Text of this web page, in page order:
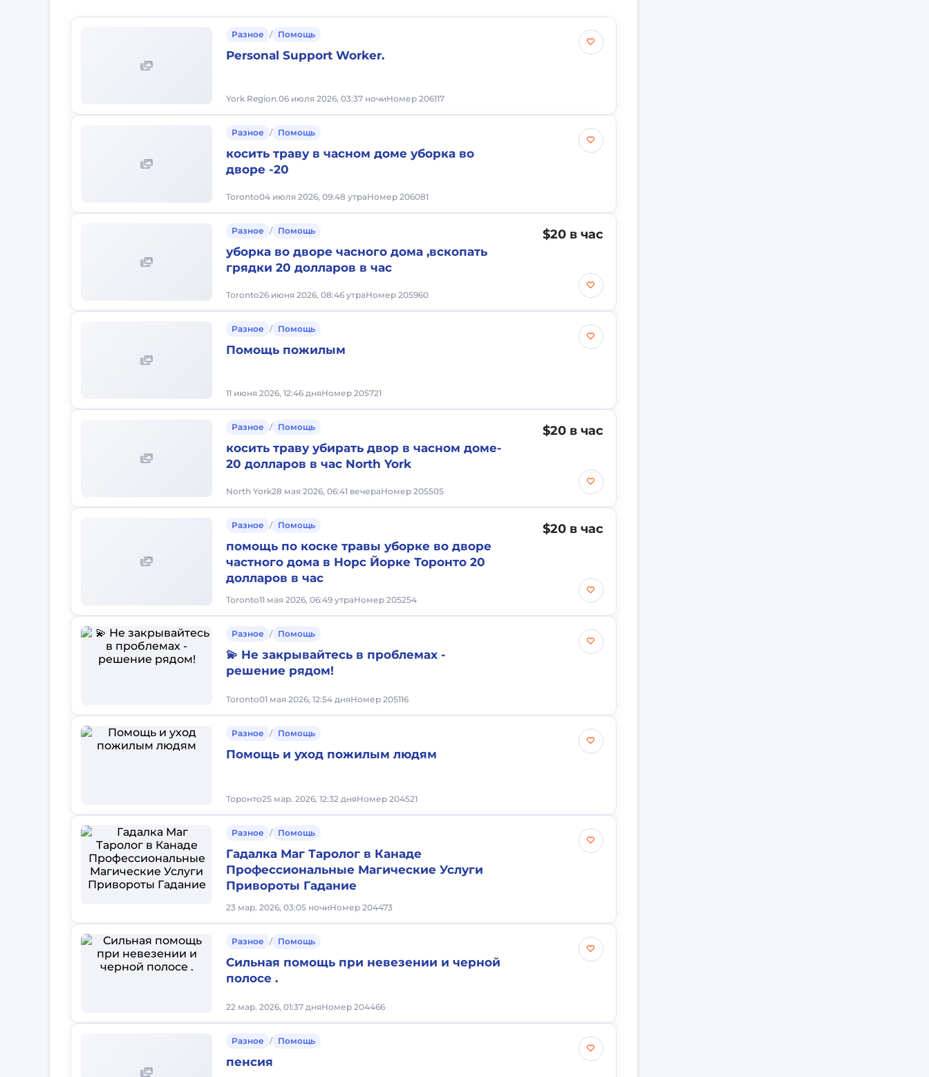
Разное / Помощь
Personal Support Worker.
York Region.06 июля 2026, 03:37 ночиНомер 206117
Разное / Помощь
косить траву в часном доме уборка во
дворе -20
Toronto04 июля 2026, 09:48 утраНомер 206081
Разное / Помощь
уборка во дворе часного дома ,вскопать
грядки 20 долларов в час
Toronto26 июня 2026, 08:46 утраНомер 205960
$20 в час
Разное / Помощь
Помощь пожилым
11 июня 2026, 12:46 дняНомер 205721
Разное / Помощь
косить траву убирать двор в часном доме-
20 долларов в час North York
North York28 мая 2026, 06:41 вечераНомер 205505
$20 в час
Разное / Помощь
помощь по коске травы уборке во дворе
частного дома в Норс Йорке Торонто 20
долларов в час
Toronto11 мая 2026, 06:49 утраНомер 205254
$20 в час
Разное / Помощь
💫 Не закрывайтесь в проблемах -
решение рядом!
Toronto01 мая 2026, 12:54 дняНомер 205116
Разное / Помощь
Помощь и уход пожилым людям
Торонто25 мар. 2026, 12:32 дняНомер 204521
Разное / Помощь
Гадалка Маг Таролог в Канаде
Профессиональные Магические Услуги
Привороты Гадание
23 мар. 2026, 03:05 ночиНомер 204473
Разное / Помощь
Сильная помощь при невезении и черной
полосе .
22 мар. 2026, 01:37 дняНомер 204466
Разное / Помощь
пенсия